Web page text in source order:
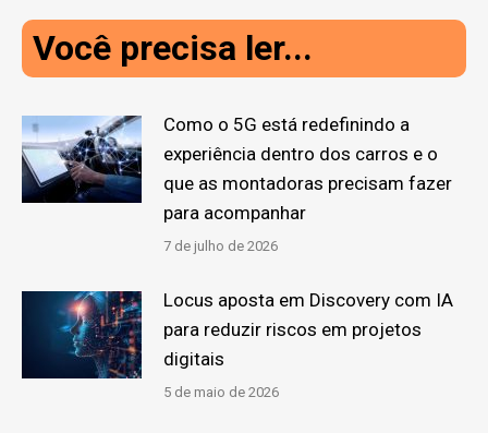
Você precisa ler...
Como o 5G está redefinindo a
experiência dentro dos carros e o
que as montadoras precisam fazer
para acompanhar
7 de julho de 2026
Locus aposta em Discovery com IA
para reduzir riscos em projetos
digitais
5 de maio de 2026